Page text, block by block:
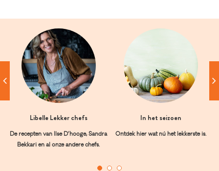
Libelle Lekker chefs
De recepten van Ilse D’hooge, Sandra
Bekkari en al onze andere chefs.
In het seizoen
Ontdek hier wat nú het lekkerste is.